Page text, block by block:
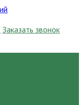
Заказать звонок